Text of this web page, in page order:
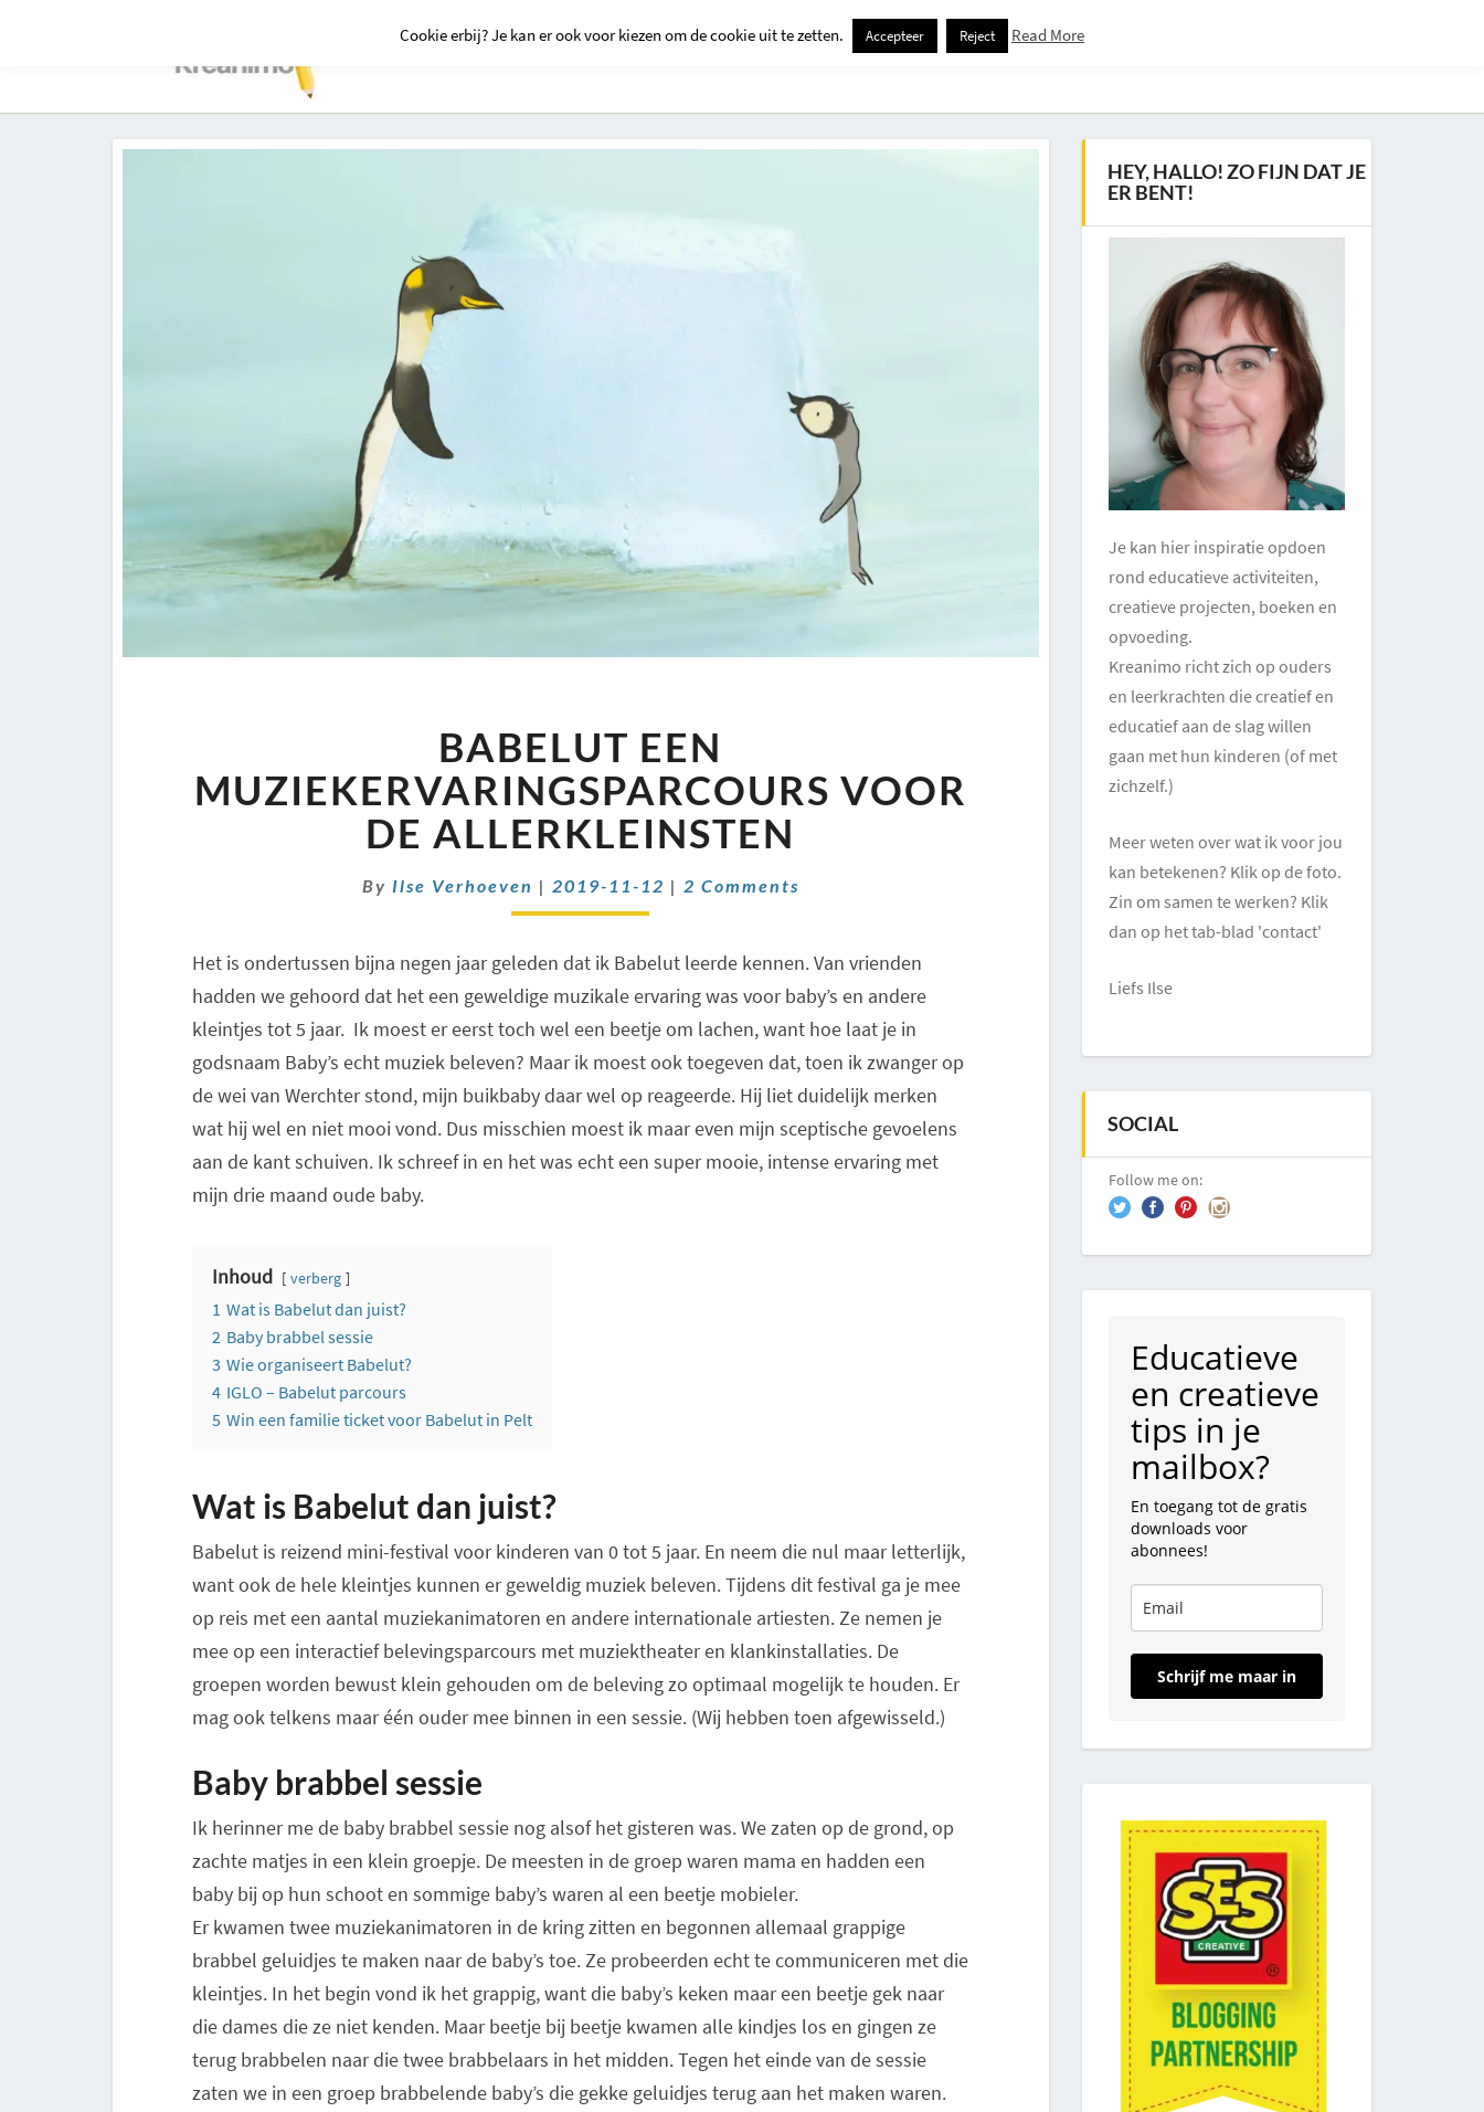
Contact Kids Creatief Erop Uit Huis En Tuin Downloadspagina – Voor Nieuwsbrief Abonnees
EEN
MUZIEKERVARINGSPARCOURS
VOOR
DE
ALLERKLEINSTEN
BABELUT EEN
MUZIEKERVARINGSPARCOURS VOOR
DE ALLERKLEINSTEN
By Ilse Verhoeven | 2019-11-12 | Comments
2 Comments
Het is ondertussen bijna negen jaar geleden dat ik Babelut leerde kennen. Van vrienden
hadden we gehoord dat het een geweldige muzikale ervaring was voor baby’s en andere
kleintjes tot 5 jaar. Ik moest er eerst toch wel een beetje om lachen, want hoe laat je in
godsnaam Baby’s echt muziek beleven? Maar ik moest ook toegeven dat, toen ik zwanger op
de wei van Werchter stond, mijn buikbaby daar wel op reageerde. Hij liet duidelijk merken
wat hij wel en niet mooi vond. Dus misschien moest ik maar even mijn sceptische gevoelens
aan de kant schuiven. Ik schreef in en het was echt een super mooie, intense ervaring met
mijn drie maand oude baby.
Inhoud verberg
1 Wat is Babelut dan juist?
2 Baby brabbel sessie
3 Wie organiseert Babelut?
4 IGLO – Babelut parcours
5 Win een familie ticket voor Babelut in Pelt
Wat is Babelut dan juist?
Babelut is reizend mini-festival voor kinderen van 0 tot 5 jaar. En neem die nul maar letterlijk,
want ook de hele kleintjes kunnen er geweldig muziek beleven. Tijdens dit festival ga je mee
op reis met een aantal muziekanimatoren en andere internationale artiesten. Ze nemen je
mee op een interactief belevingsparcours met muziektheater en klankinstallaties. De
groepen worden bewust klein gehouden om de beleving zo optimaal mogelijk te houden. Er
mag ook telkens maar één ouder mee binnen in een sessie. (Wij hebben toen afgewisseld.)
Baby brabbel sessie
Ik herinner me de baby brabbel sessie nog alsof het gisteren was. We zaten op de grond, op
zachte matjes in een klein groepje. De meesten in de groep waren mama en hadden een
baby bij op hun schoot en sommige baby’s waren al een beetje mobieler.
Er kwamen twee muziekanimatoren in de kring zitten en begonnen allemaal grappige
brabbel geluidjes te maken naar de baby’s toe. Ze probeerden echt te communiceren met die
kleintjes. In het begin vond ik het grappig, want die baby’s keken maar een beetje gek naar
die dames die ze niet kenden. Maar beetje bij beetje kwamen alle kindjes los en gingen ze
terug brabbelen naar die twee brabbelaars in het midden. Tegen het einde van de sessie
zaten we in een groep brabbelende baby’s die gekke geluidjes terug aan het maken waren.
HEY, HALLO! ZO FIJN DAT JE
ER BENT!
Je kan hier inspiratie opdoen
rond educatieve activiteiten,
creatieve projecten, boeken en
opvoeding.
Kreanimo richt zich op ouders
en leerkrachten die creatief en
educatief aan de slag willen
gaan met hun kinderen (of met
zichzelf.)
Meer weten over wat ik voor jou
kan betekenen? Klik op de foto.
Zin om samen te werken? Klik
dan op het tab-blad 'contact'
Liefs Ilse
SOCIAL
Follow me on:
Educatieve
en creatieve
tips in je
mailbox?
En toegang tot de gratis
downloads voor
abonnees!
Schrijf me maar in
Cookie erbij? Je kan er ook voor kiezen om de cookie uit te zetten. Accepteer Reject Read More